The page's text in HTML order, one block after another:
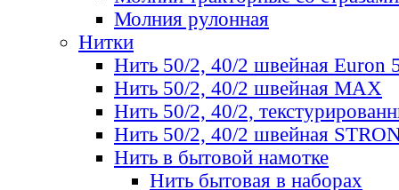
Молния рулонная
Нитки
Нить 50/2, 40/2 швейная Euron
Нить 50/2, 40/2 швейная МАХ
Нить 50/2, 40/2,
Нить 50/2, 40/2 швейная
Нить в бытовой намотке
Нить бытовая в наборах